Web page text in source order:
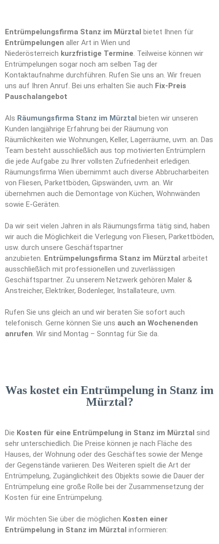
Entrümpelungsfirma Stanz im Mürztal bietet Ihnen für
Entrümpelungen aller Art in Wien und
Niederösterreich kurzfristige Termine. Teilweise können wir
Entrümpelungen sogar noch am selben Tag der
Kontaktaufnahme durchführen. Rufen Sie uns an. Wir freuen
uns auf Ihren Anruf. Bei uns erhalten Sie auch Fix-Preis
Pauschalangebot
Als Räumungsfirma Stanz im Mürztal bieten wir unseren
Kunden langjährige Erfahrung bei der Räumung von
Räumlichkeiten wie Wohnungen, Keller, Lagerräume, uvm. an. Das
Team besteht ausschließlich aus top motivierten Entrümplern
die jede Aufgabe zu Ihrer vollsten Zufriedenheit erledigen.
Räumungsfirma Wien übernimmt auch diverse Abbrucharbeiten
von Fliesen, Parkettböden, Gipswänden, uvm. an. Wir
übernehmen auch die Demontage von Küchen, Wohnwänden
sowie E-Geräten.
Da wir seit vielen Jahren in als Räumungsfirma tätig sind, haben
wir auch die Möglichkeit die Verlegung von Fliesen, Parkettböden,
usw. durch unsere Geschäftspartner
anzubieten. Entrümpelungsfirma Stanz im Mürztal arbeitet
ausschließlich mit professionellen und zuverlässigen
Geschäftspartner. Zu unserem Netzwerk gehören Maler &
Anstreicher, Elektriker, Bodenleger, Installateure, uvm.
Rufen Sie uns gleich an und wir beraten Sie sofort auch
telefonisch. Gerne können Sie uns auch an Wochenenden
anrufen. Wir sind Montag – Sonntag für Sie da.
Was kostet ein Entrümpelung in Stanz im
Mürztal?
Die Kosten für eine Entrümpelung in Stanz im Mürztal sind
sehr unterschiedlich. Die Preise können je nach Fläche des
Hauses, der Wohnung oder des Geschäftes sowie der Menge
der Gegenstände variieren. Des Weiteren spielt die Art der
Entrümpelung, Zugänglichkeit des Objekts sowie die Dauer der
Entrümpelung eine große Rolle bei der Zusammensetzung der
Kosten für eine Entrümpelung.
Wir möchten Sie über die möglichen Kosten einer
Entrümpelung in Stanz im Mürztal informieren: